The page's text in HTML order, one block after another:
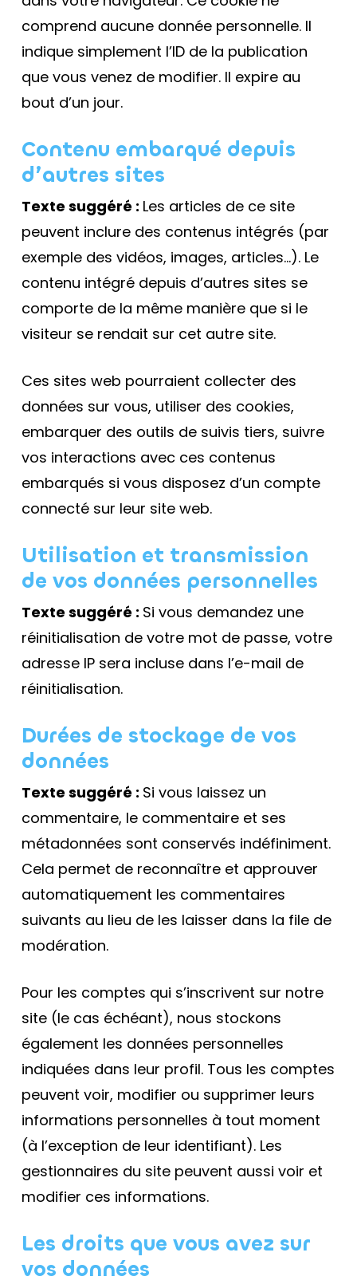
comprend aucune donnée personnelle. Il
indique simplement l’ID de la publication
que vous venez de modifier. Il expire au
bout d’un jour.
Contenu embarqué depuis
d’autres sites
Texte suggéré : Les articles de ce site
peuvent inclure des contenus intégrés (par
exemple des vidéos, images, articles…). Le
contenu intégré depuis d’autres sites se
comporte de la même manière que si le
visiteur se rendait sur cet autre site.
Ces sites web pourraient collecter des
données sur vous, utiliser des cookies,
embarquer des outils de suivis tiers, suivre
vos interactions avec ces contenus
embarqués si vous disposez d’un compte
connecté sur leur site web.
Utilisation et transmission
de vos données personnelles
Texte suggéré : Si vous demandez une
réinitialisation de votre mot de passe, votre
adresse IP sera incluse dans l’e-mail de
réinitialisation.
Durées de stockage de vos
données
Texte suggéré : Si vous laissez un
commentaire, le commentaire et ses
métadonnées sont conservés indéfiniment.
Cela permet de reconnaître et approuver
automatiquement les commentaires
suivants au lieu de les laisser dans la file de
modération.
Pour les comptes qui s’inscrivent sur notre
site (le cas échéant), nous stockons
également les données personnelles
indiquées dans leur profil. Tous les comptes
peuvent voir, modifier ou supprimer leurs
informations personnelles à tout moment
(à l’exception de leur identifiant). Les
gestionnaires du site peuvent aussi voir et
modifier ces informations.
Les droits que vous avez sur
vos données